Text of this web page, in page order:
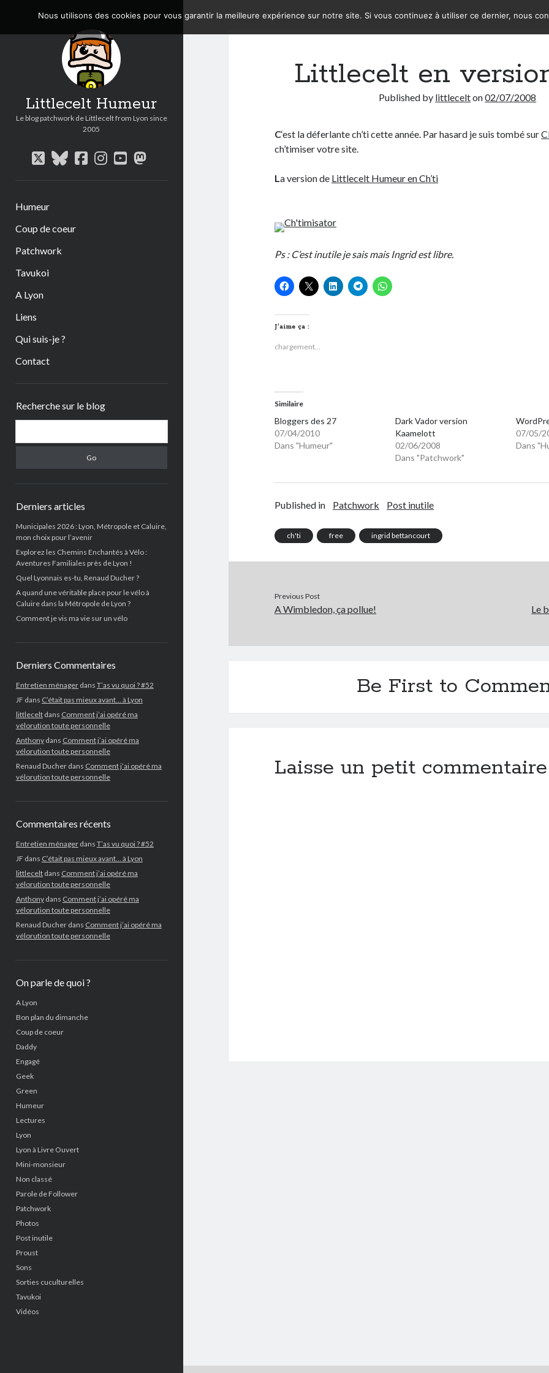
Littlecelt Humeur
Le blog patchwork de Littlecelt from Lyon since
2005
twitterbluesky
facebook
instagram
youtube
mastodon
Humeur
Coup de coeur
Patchwork
Tavukoi
A Lyon
Liens
Qui suis-je ?
Contact
Recherche sur le blog
Derniers articles
Municipales 2026 : Lyon, Métropole et Caluire,
mon choix pour l’avenir
Explorez les Chemins Enchantés à Vélo :
Aventures Familiales près de Lyon !
Quel Lyonnais es-tu, Renaud Ducher ?
A quand une véritable place pour le vélo à
Caluire dans la Métropole de Lyon ?
Comment je vis ma vie sur un vélo
Derniers Commentaires
Entretien ménagerdans T’as vu quoi ? #52
JF dans C’était pas mieux avant… à Lyon
littleceltdans Comment j’ai opéré ma
vélorution toute personnelle
Anthonydans Comment j’ai opéré ma
vélorution toute personnelle
Renaud Ducherdans Comment j’ai opéré ma
vélorution toute personnelle
Commentaires récents
Entretien ménagerdans T’as vu quoi ? #52
JF dans C’était pas mieux avant… à Lyon
littleceltdans Comment j’ai opéré ma
vélorution toute personnelle
Anthonydans Comment j’ai opéré ma
vélorution toute personnelle
Renaud Ducherdans Comment j’ai opéré ma
vélorution toute personnelle
On parle de quoi ?
A Lyon
Bon plan du dimanche
Coup de coeur
Daddy
Engagé
Geek
Green
Humeur
Lectures
Lyon
Lyon à Livre Ouvert
Mini-monsieur
Non classé
Parole de Follower
Patchwork
Photos
Post inutile
Proust
Sons
Sorties cuculturelles
Tavukoi
Vidéos
Littlecelt en
Published by littlecelton02/07/2008
C‘est la déferlante ch’ti cette année. Par hasard je suis tombé sur
ch’timiser votre site.
La version de Littlecelt Humeur en Ch’ti
Ps : C’est inutile je sais mais Ingrid est libre.
J’aime ça :
chargement…
Similaire
Bloggers des 27
07/04/2010
Dans "Humeur"
Dark Vador version
Kaamelott
02/06/2008
Dans "Patchwork"
07/05/
Dans
Published in Patchwork Post inutile
ch'ti free ingrid bettancourt
Previous Post
A Wimbledon, ça pollue! Le
Be First to
Laisse un petit commentaire
Nous utilisons des cookies pour vous garantir la meilleure expérience sur notre site. Si vous continuez à utiliser ce dernier, nous